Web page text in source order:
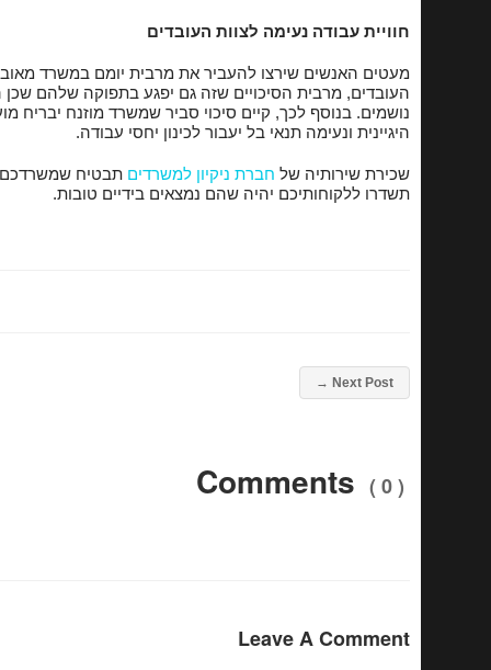
חוויית עבודה נעימה לצוות העובדים
מעטים האנשים שירצו להעביר את מרבית יומם במשרד
העובדים, מרבית הסיכויים שזה גם יפגע בתפוקה שלהם
נושמים. בנוסף לכך, קיים סיכוי סביר שמשרד מוזנח יבריח
היגיינית ונעימה תנאי בל יעבור לכינון יחסי עבודה.
שכירת שירותיה של חברת ניקיון למשרדים תבטיח שמשרדכם
תשדרו ללקוחותיכם יהיה שהם נמצאים בידיים טובות.
Next Post
→
Comments ( 0 )
Leave A Comment